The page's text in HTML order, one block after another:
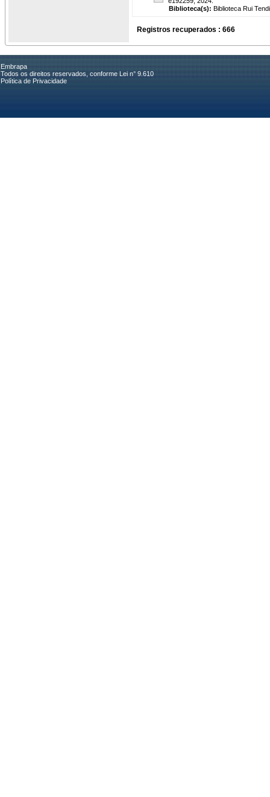
Biblioteca(s): Biblioteca Rui
Registros recuperados : 666
Embrapa
Todos os direitos reservados, conforme Lei n° 9.610
Política de Privacidade